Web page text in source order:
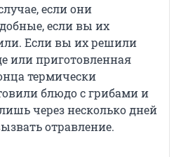
если они
если вы их
Если вы их решили
или приготовленная
термически
блюдо с грибами и
через несколько дней
отравление.